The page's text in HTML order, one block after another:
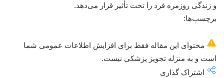
و زندگی روزمره فرد را تحت تأثیر قرار می‌دهد.
برچسب‌ها:
محتوای این مقاله فقط برای افزایش اطلاعات عمومی شما
است و به منزله تجویز پزشکی نیست.
اشتراک گذاری